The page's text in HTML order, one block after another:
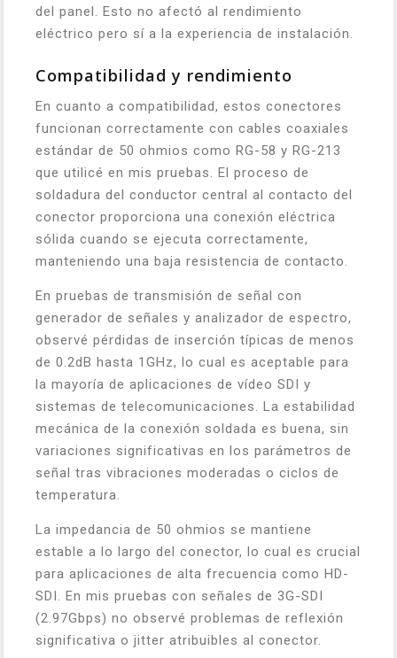
del panel. Esto no afectó al rendimiento
eléctrico pero sí a la experiencia de instalación.
Compatibilidad y rendimiento
En cuanto a compatibilidad, estos conectores
funcionan correctamente con cables coaxiales
estándar de 50 ohmios como RG-58 y RG-213
que utilicé en mis pruebas. El proceso de
soldadura del conductor central al contacto del
conector proporciona una conexión eléctrica
sólida cuando se ejecuta correctamente,
manteniendo una baja resistencia de contacto.
En pruebas de transmisión de señal con
generador de señales y analizador de espectro,
observé pérdidas de inserción típicas de menos
de 0.2dB hasta 1GHz, lo cual es aceptable para
la mayoría de aplicaciones de vídeo SDI y
sistemas de telecomunicaciones. La estabilidad
mecánica de la conexión soldada es buena, sin
variaciones significativas en los parámetros de
señal tras vibraciones moderadas o ciclos de
temperatura.
La impedancia de 50 ohmios se mantiene
estable a lo largo del conector, lo cual es crucial
para aplicaciones de alta frecuencia como HD-
SDI. En mis pruebas con señales de 3G-SDI
(2.97Gbps) no observé problemas de reflexión
significativa o jitter atribuibles al conector.